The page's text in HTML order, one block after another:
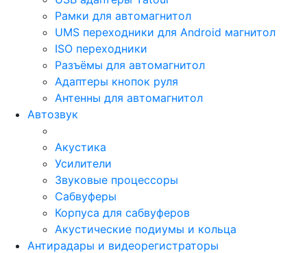
Рамки для автомагнитол
UMS переходники для Android магнитол
ISO переходники
Разъёмы для автомагнитол
Адаптеры кнопок руля
Антенны для автомагнитол
Автозвук
Акустика
Усилители
Звуковые процессоры
Сабвуферы
Корпуса для сабвуферов
Акустические подиумы и кольца
Антирадары и видеорегистраторы